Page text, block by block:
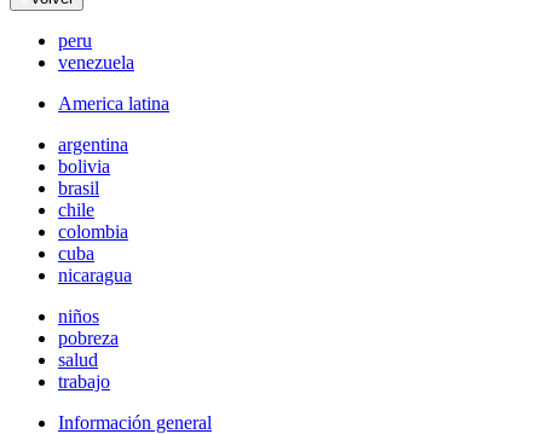
peru
venezuela
America latina
argentina
bolivia
brasil
chile
colombia
cuba
nicaragua
niños
pobreza
salud
trabajo
Información general